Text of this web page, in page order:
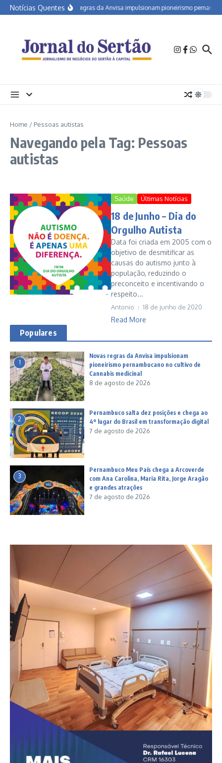
Ir para o conteúdo
Notícias QuentesNovas regras da Anvisa impulsionam pioneirismo
Home / Pessoas autistas
Navegando pela Tag: Pessoas
autistas
Saúde Últimas Notícias
18 de Junho – Dia do
Orgulho Autista
Data foi criada em 2005 com o
objetivo de desmitificar as
causas do autismo junto à
população, reduzindo o
preconceito e incentivando o
respeito...
Antonio 18 de junho de 2020
Read More
Populares
1
Novas regras da Anvisa impulsionam
pioneirismo pernambucano no cultivo de
Cannabis medicinal
8 de agosto de 2026
2
Pernambuco salta dez posições e chega ao
4º lugar do Brasil em transformação digital
7 de agosto de 2026
3
Pernambuco Meu País chega a Arcoverde
com Ana Carolina, Maria Rita, Jorge Aragão
e grandes atrações
7 de agosto de 2026